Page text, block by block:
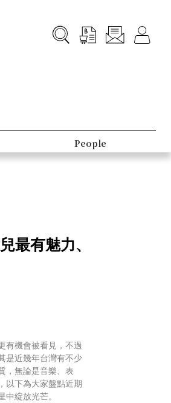
People
最有魅力、
有機會被看見，不過
是近幾年台灣有不少
，無論是音樂、表
以下為大家盤點近期
綻放光芒。